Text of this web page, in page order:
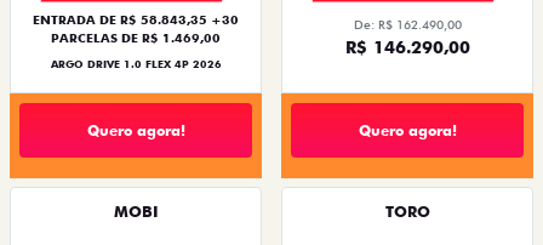
ENTRADA DE R$ 58.843,35 +30
PARCELAS DE R$ 1.469,00
ARGO DRIVE 1.0 FLEX 4P 2026
Quero agora!
De: R$ 162.490,00
R$ 146.290,00
Quero agora!
MOBI TORO